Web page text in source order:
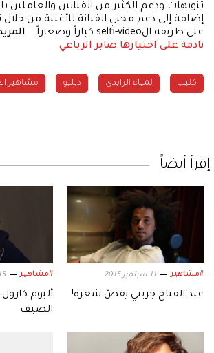
تنويهات ودعم الكثير من الفنانين والعاملين
إضافة إلى دعم محبي الفنانة للأغنية من خلال
على طريقة الselfi-video كباراً وصغاراً.
نادمة على اختيارها صابر الرباعي
كليب لمياء الزايدي دبليو مشاهير
إقرأ أيضاً
#مشاهير 11 سبتمبر 2015
عبد الفتاح جريني يقصّ شعره!
#مشاهير 15 يناير 2015
ألبوم
الصيف